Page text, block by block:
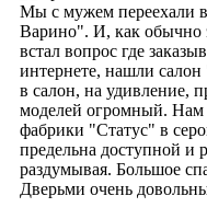
Мы с мужем переехали
Варино". И, как обычно
встал вопрос где
интернете, нашли
в салон, на удивление,
моделей огромный. Нам
фабрики "Статус" в
предельна доступной и
раздумывая. Большое
Дверьми очень